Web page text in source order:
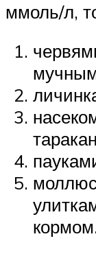
ммоль/л,